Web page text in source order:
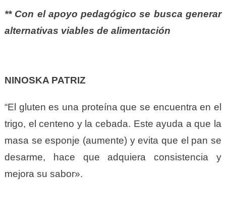
** Con el apoyo pedagógico se busca generar
alternativas viables de alimentación
NINOSKA PATRIZ
“El gluten es una proteína que se encuentra en el
trigo, el centeno y la cebada. Este ayuda a que la
masa se esponje (aumente) y evita que el pan se
desarme, hace que adquiera consistencia y
mejora su sabor».